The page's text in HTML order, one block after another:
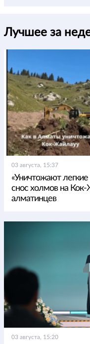
Лучшее за
03 августа, 15:37
«Уничтожают
снос холмов на Кок-
алматинцев
03 августа, 15:20